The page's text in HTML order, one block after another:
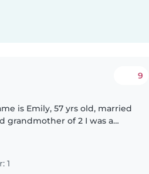
9
is Emily, 57 yrs old, married
grandmother of 2 I was a
1